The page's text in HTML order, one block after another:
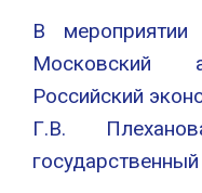
В мероприятии
Московский
Российский
Г.В.
государственный